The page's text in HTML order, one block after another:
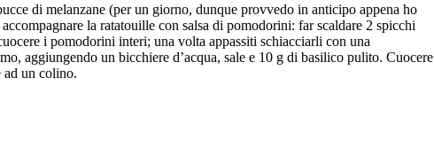
di melanzane (per un giorno, dunque provvedo in anticipo appena ho
la ratatouille con salsa di pomodorini: far scaldare 2 spicchi
i pomodorini interi; una volta appassiti schiacciarli con una
aggiungendo un bicchiere d’acqua, sale e 10 g di basilico pulito. Cuocere
ad un colino.